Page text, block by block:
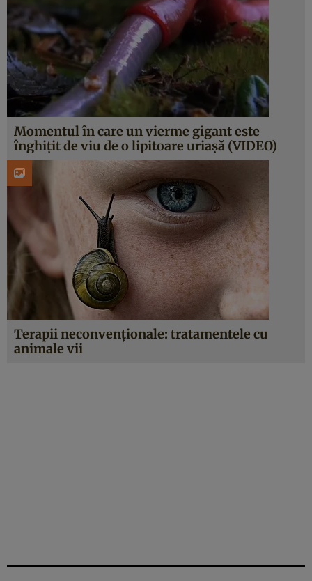
Momentul în care un vierme gigant este
înghiţit de viu de o lipitoare uriaşă (VIDEO)
Terapii neconvenţionale: tratamentele cu
animale vii